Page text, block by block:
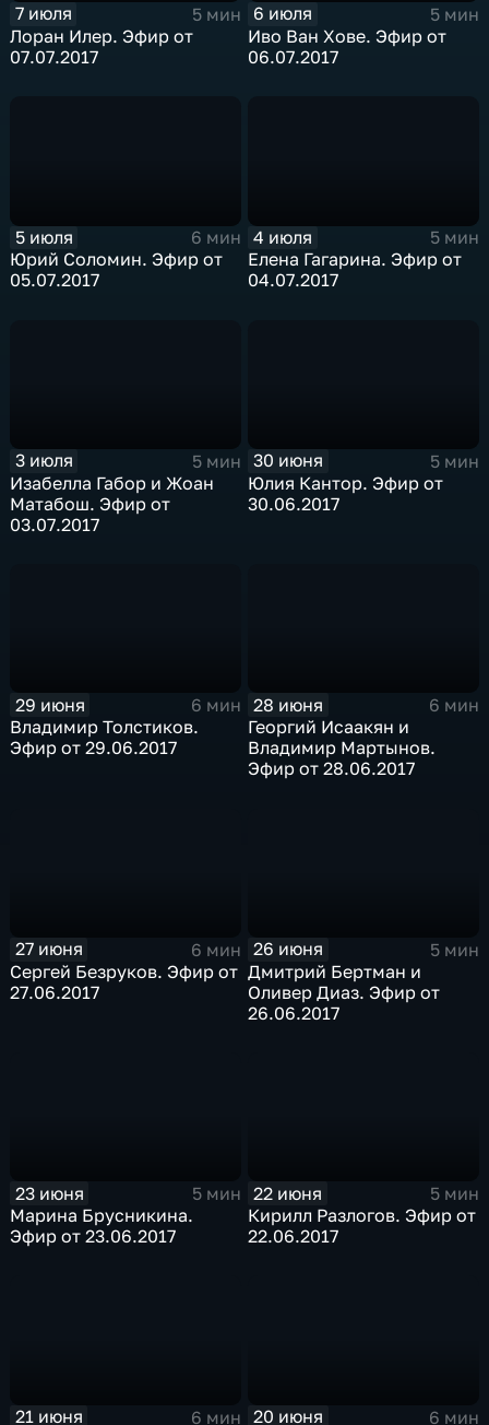
7 июля
5 мин
Лоран Илер. Эфир от
07.07.2017
6 июля
5 мин
Иво Ван Хове. Эфир от
06.07.2017
5 июля
6 мин
Юрий Соломин. Эфир от
05.07.2017
4 июля
5 мин
Елена Гагарина. Эфир от
04.07.2017
3 июля
5 мин
Изабелла Габор и Жоан
Матабош. Эфир от
03.07.2017
30 июня
5 мин
Юлия Кантор. Эфир от
30.06.2017
29 июня
6 мин
Владимир Толстиков.
Эфир от 29.06.2017
28 июня
6 мин
Георгий Исаакян и
Владимир Мартынов.
Эфир от 28.06.2017
27 июня
6 мин
Сергей Безруков. Эфир от
27.06.2017
26 июня
5 мин
Дмитрий Бертман и
Оливер Диаз. Эфир от
26.06.2017
23 июня
5 мин
Марина Брусникина.
Эфир от 23.06.2017
22 июня
5 мин
Кирилл Разлогов. Эфир от
22.06.2017
21 июня 6 мин 20 июня 6 мин